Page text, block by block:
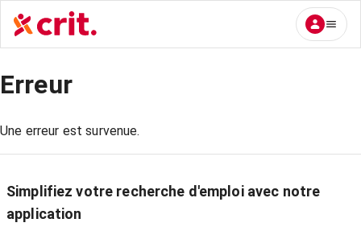
Erreur
Une erreur est survenue.
Simplifiez votre recherche d'emploi avec notre
application